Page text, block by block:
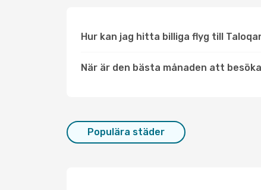
Hur kan jag hitta billiga flyg till
När är den bästa månaden att
Populära städer